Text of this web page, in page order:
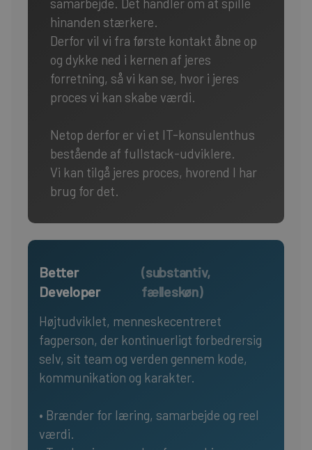
samarbejde. Det handler om at spille
hinanden stærkere.
Derfor vil vi fra første kontakt åbne op
og dykke ned i kernen af jeres
forretning, så vi kan se, hvor i jeres
proces vi kan skabe værdi.
Netop derfor er vi et IT-konsulenthus
bestående af fullstack-udviklere.
Vi kan tilgå jeres proces, hvorend I har
brug for det.
Better
Developer
(substantiv,
fælleskøn)
Højtudviklet, menneskecentreret
fagperson, der kontinuerligt forbedrersig
selv, sit team og verden gennem kode,
kommunikation og karakter.
• Brænder for læring, samarbejde og reel
værdi.